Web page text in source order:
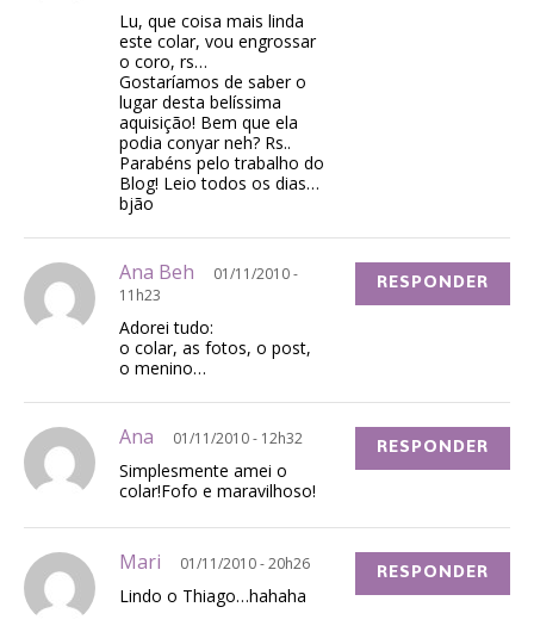
Lu, que coisa mais linda
este colar, vou engrossar
o coro, rs…
Gostaríamos de saber o
lugar desta belíssima
aquisição! Bem que ela
podia conyar neh? Rs..
Parabéns pelo trabalho do
Blog! Leio todos os dias…
bjão
Ana Beh
01/11/2010 -
11h23
Adorei tudo:
o colar, as fotos, o post,
o menino…
RESPONDER
Ana 01/11/2010 - 12h32
Simplesmente amei o
colar!Fofo e maravilhoso!
RESPONDER
Mari 01/11/2010 - 20h26
Lindo o Thiago…hahaha
RESPONDER